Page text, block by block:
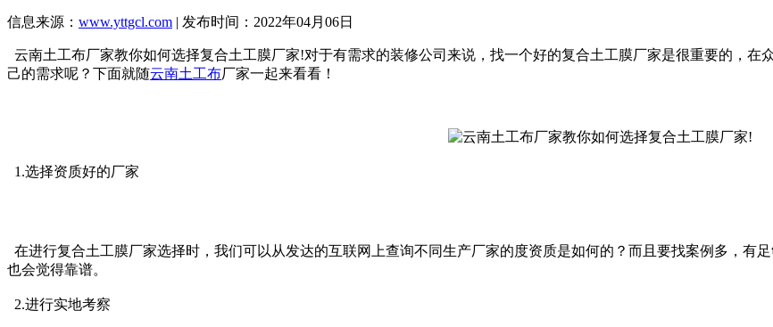
信息来源： www.yttgcl.com | 发布时间：2022年04月06日
云南土工布厂家教你如何选择复合土工膜厂家!对于有需求的装修公司来说，找一个好的复合土工膜厂家是很重要的，在
己的需求呢？下面就随云南土工布厂家一起来看看！
1.选择资质好的厂家
在进行复合土工膜厂家选择时，我们可以从发达的互联网上查询不同生产厂家的度资质是如何的？而且要找案例多，有
也会觉得靠谱。
2.进行实地考察